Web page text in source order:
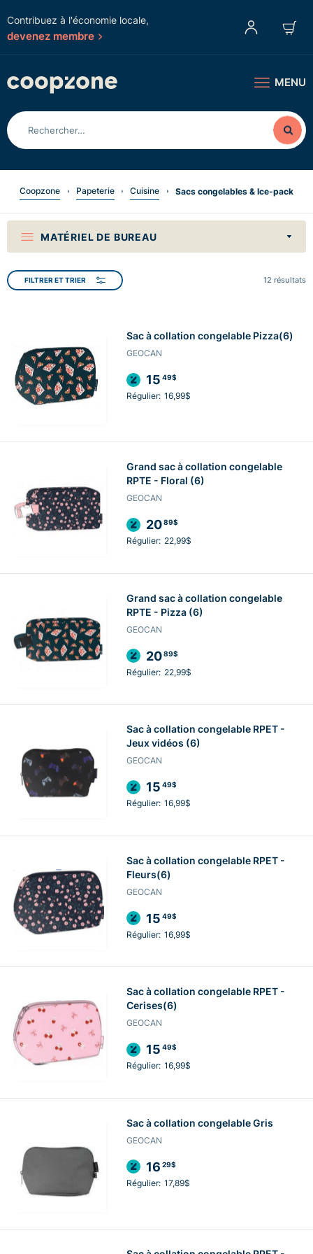
Contribuez à l'économie locale,
devenez membre
MENU
Coopzone Papeterie Cuisine Sacs congelables & Ice-pack
MATÉRIEL DE BUREAU
FILTRER ET TRIER 12 résultats
Sac à collation congelable Pizza(6)
GEOCAN
15 49$
Régulier: 16,99$
Grand sac à collation congelable
RPTE - Floral (6)
GEOCAN
2089$
Régulier: 22,99$
Grand sac à collation congelable
RPTE - Pizza (6)
GEOCAN
2089$
Régulier: 22,99$
Sac à collation congelable RPET -
Jeux vidéos (6)
GEOCAN
15 49$
Régulier: 16,99$
Sac à collation congelable RPET -
Fleurs(6)
GEOCAN
15 49$
Régulier: 16,99$
Sac à collation congelable RPET -
Cerises(6)
GEOCAN
15 49$
Régulier: 16,99$
Sac à collation congelable Gris
GEOCAN
16 29$
Régulier: 17,89$